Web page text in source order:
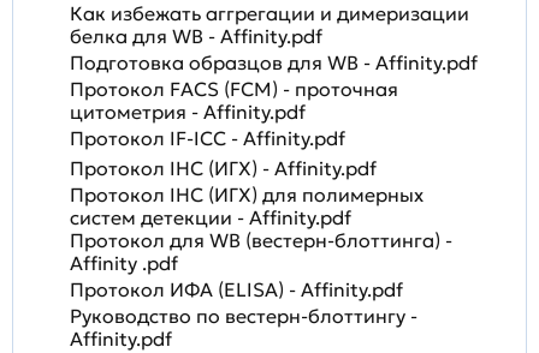
Как избежать аггрегации и димеризации
белка для WB - Affinity.pdf
Подготовка образцов для WB - Affinity.pdf
Протокол FACS (FCM) - проточная
цитометрия - Affinity.pdf
Протокол IF-ICC - Affinity.pdf
Протокол IHC (ИГХ) - Affinity.pdf
Протокол IHC (ИГХ) для полимерных
систем детекции - Affinity.pdf
Протокол для WB (вестерн-блоттинга) -
Affinity .pdf
Протокол ИФА (ELISA) - Affinity.pdf
Руководство по вестерн-блоттингу -
Affinity.pdf